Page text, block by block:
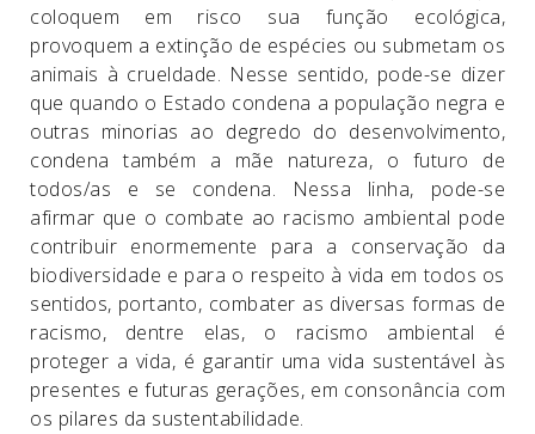
coloquem em risco sua função ecológica,
provoquem a extinção de espécies ou submetam os
animais à crueldade. Nesse sentido, pode-se dizer
que quando o Estado condena a população negra e
outras minorias ao degredo do desenvolvimento,
condena também a mãe natureza, o futuro de
todos/as e se condena. Nessa linha, pode-se
afirmar que o combate ao racismo ambiental pode
contribuir enormemente para a conservação da
biodiversidade e para o respeito à vida em todos os
sentidos, portanto, combater as diversas formas de
racismo, dentre elas, o racismo ambiental é
proteger a vida, é garantir uma vida sustentável às
presentes e futuras gerações, em consonância com
os pilares da sustentabilidade.